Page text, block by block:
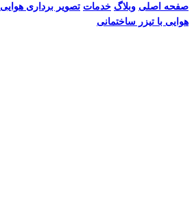
صفحه اصلی وبلاگ خدمات تصویر برداری هوایی
هوایی با تیزر ساختمانی